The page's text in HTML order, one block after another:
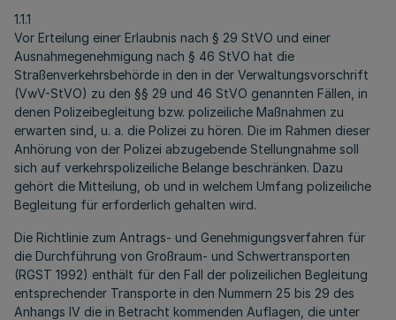
1.1.1
Vor Erteilung einer Erlaubnis nach § 29 StVO und einer
Ausnahmegenehmigung nach § 46 StVO hat die
Straßenverkehrsbehörde in den in der Verwaltungsvorschrift
(VwV-StVO) zu den §§ 29 und 46 StVO genannten Fällen, in
denen Polizeibegleitung bzw. polizeiliche Maßnahmen zu
erwarten sind, u. a. die Polizei zu hören. Die im Rahmen dieser
Anhörung von der Polizei abzugebende Stellungnahme soll
sich auf verkehrspolizeiliche Belange beschränken. Dazu
gehört die Mitteilung, ob und in welchem Umfang polizeiliche
Begleitung für erforderlich gehalten wird.
Die Richtlinie zum Antrags- und Genehmigungsverfahren für
die Durchführung von Großraum- und Schwertransporten
(RGST 1992) enthält für den Fall der polizeilichen Begleitung
entsprechender Transporte in den Nummern 25 bis 29 des
Anhangs IV die in Betracht kommenden Auflagen, die unter